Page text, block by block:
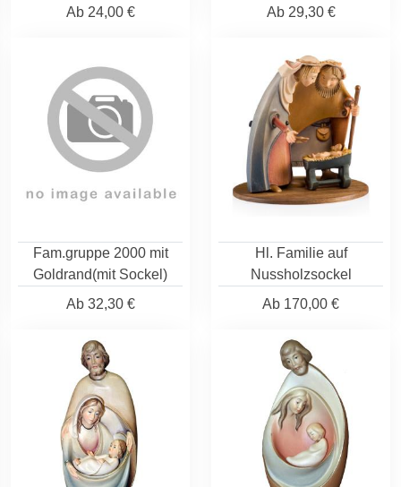
Ab24,00 €
Ab29,30 €
Fam.gruppe 2000 mit
Goldrand(mit Sockel)
Ab32,30 €
Hl. Familie auf
Nussholzsockel
Ab 170,00 €